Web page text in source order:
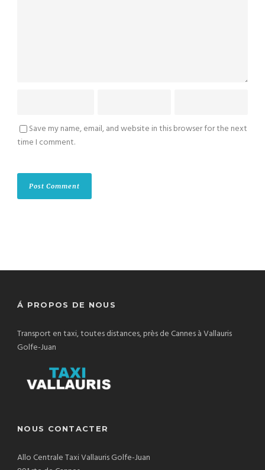
Save my name, email, and website in this browser for the next
time I comment.
Á PROPOS DE NOUS
Transport en taxi, toutes distances, près de Cannes à Vallauris
Golfe-Juan
NOUS CONTACTER
Allo Centrale Taxi Vallauris Golfe-Juan